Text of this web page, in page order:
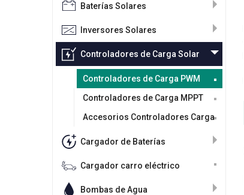
Baterías Solares
Inversores Solares
Controladores de Carga Solar
Controladores de Carga PWM
Controladores de Carga MPPT
Accesorios Controladores Carga
Cargador de Baterías
Cargador carro eléctrico
Bombas de Agua